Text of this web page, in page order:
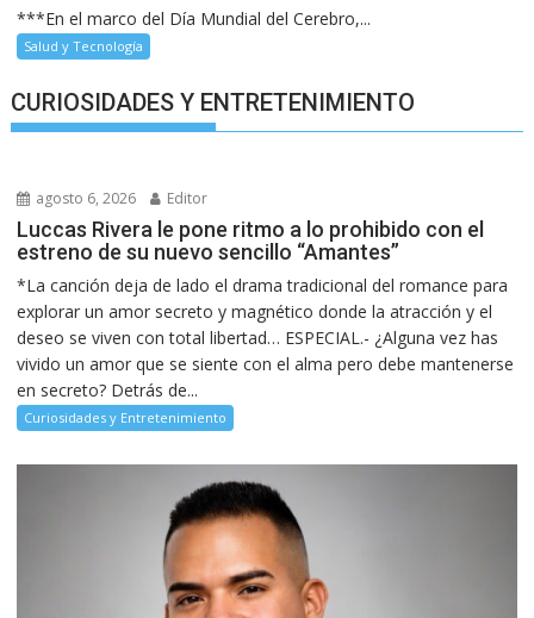
***En el marco del Día Mundial del Cerebro,...
Salud y Tecnología
CURIOSIDADES Y ENTRETENIMIENTO
agosto 6, 2026 Editor
Luccas Rivera le pone ritmo a lo prohibido con el
estreno de su nuevo sencillo “Amantes”
*La canción deja de lado el drama tradicional del romance para
explorar un amor secreto y magnético donde la atracción y el
deseo se viven con total libertad… ESPECIAL.- ¿Alguna vez has
vivido un amor que se siente con el alma pero debe mantenerse
en secreto? Detrás de...
Curiosidades y Entretenimiento